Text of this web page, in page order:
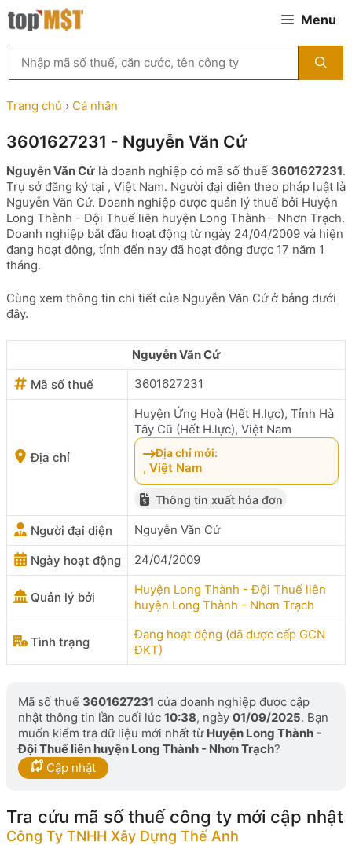
Chuyển
đến
Menu
kiếm
MST
theo
tên
ty,
người
đại
diện
hoặc
mã
số
thuế
...
Trang chủ › Cá nhân
3601627231 - Nguyễn Văn Cứ
Nguyễn Văn Cứ là doanh nghiệp có mã số thuế 3601627231.
Trụ sở đăng ký tại , Việt Nam. Người đại diện theo pháp luật là
Nguyễn Văn Cứ. Doanh nghiệp được quản lý thuế bởi Huyện
Long Thành - Đội Thuế liên huyện Long Thành - Nhơn Trạch.
Doanh nghiệp bắt đầu hoạt động từ ngày 24/04/2009 và hiện
đang hoạt động, tính đến nay đã hoạt động được 17 năm 1
tháng.
Cùng xem thông tin chi tiết của Nguyễn Văn Cứ ở bảng dưới
đây.
Nguyễn Văn Cứ
Mã số thuế
3601627231
Địa chỉ
Huyện Ứng Hoà (Hết H.lực), Tỉnh Hà
Tây Cũ (Hết H.lực), Việt Nam
Địa chỉ mới:
, Việt Nam
Thông tin xuất hóa đơn
Người đại diện Nguyễn Văn Cứ
Ngày hoạt động 24/04/2009
Quản lý bởi
Huyện Long Thành - Đội Thuế liên
huyện Long Thành - Nhơn Trạch
Tình trạng
Đang hoạt động (đã được cấp GCN
ĐKT)
Mã số thuế 3601627231 của doanh nghiệp được cập
nhật thông tin lần cuối lúc 10:38, ngày 01/09/2025. Bạn
muốn kiểm tra dữ liệu mới nhất từ Huyện Long Thành -
Đội Thuế liên huyện Long Thành - Nhơn Trạch?
Cập nhật
Tra cứu mã số thuế công ty mới cập nhật
Công Ty TNHH Xây Dựng Thế Anh